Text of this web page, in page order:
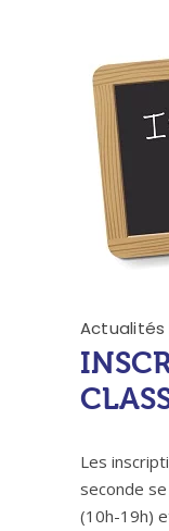
Actualités
Les
seconde
(10h-19h)